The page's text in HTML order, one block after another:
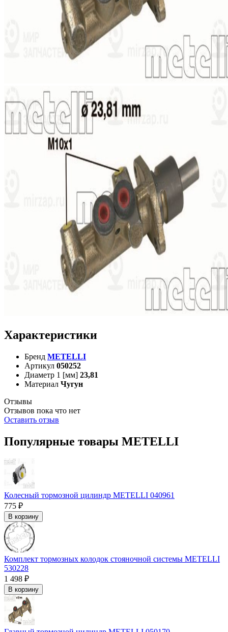
Характеристики
Бренд METELLI
Артикул 050252
Диаметр 1 [мм] 23,81
Материал Чугун
Отзывы
Отзывов пока что нет
Оставить отзыв
Популярные товары METELLI
Колесный тормозной цилиндр METELLI 040961
775 ₽
В корзину
Комплект тормозных колодок стояночной системы METELLI
530228
1 498 ₽
В корзину